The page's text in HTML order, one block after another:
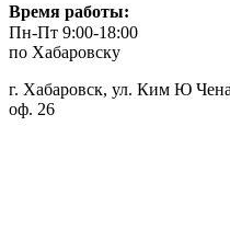
Время работы:
Пн-Пт 9:00-18:00
по Хабаровску
г. Хабаровск, ул. Ким Ю
оф. 26